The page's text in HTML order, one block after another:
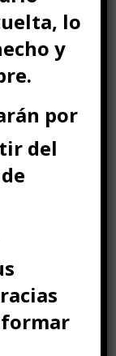
IVA Incluido
Fit
e ideal
y
fácil de
añadido
tus
·
lo
y
por
del